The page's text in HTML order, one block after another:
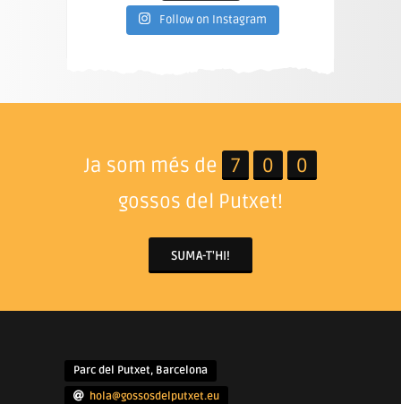
Follow on Instagram
Ja som més de 7 0
0
gossos del Putxet!
SUMA-T'HI!
Parc del Putxet, Barcelona
hola@gossosdelputxet.eu